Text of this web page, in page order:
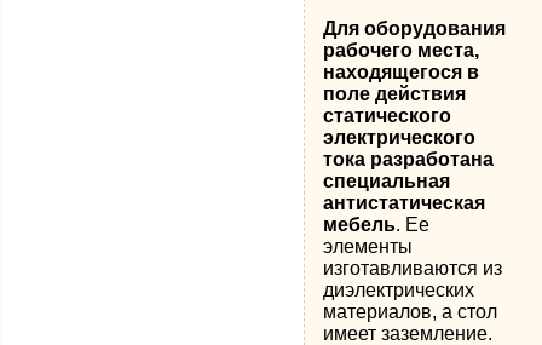
Для оборудования
рабочего места,
находящегося в
поле действия
статического
электрического
тока разработана
специальная
антистатическая
мебель. Ее
элементы
изготавливаются из
диэлектрических
материалов, а стол
имеет заземление.